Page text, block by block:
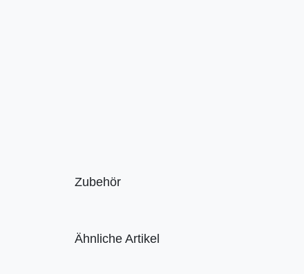
Zubehör
Ähnliche Artikel